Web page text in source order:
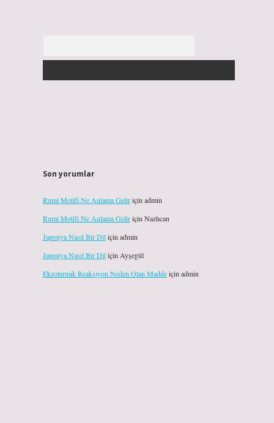
Son yorumlar
Rumi Motifi Ne Anlama Geliriçin admin
Rumi Motifi Ne Anlama Geliriçin Nazlıcan
Japonya Nasıl Bir Diliçin admin
Japonya Nasıl Bir Diliçin Ayşegül
Ekzotermik Reaksiyon Neden Olan Maddeiçin admin